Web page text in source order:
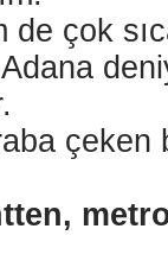
de çok
çeken